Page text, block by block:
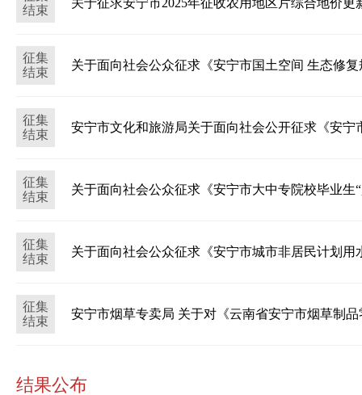
结束
关于征求安宁市2025年征收农用地区片综合地价更
2025-05-30
征集
结束
关于面向社会公众征求《安宁市国土空间 生态修
2025-02-10
征集
结束
安宁市文化和旅游局关于面向社会公开征求《安
2024-11-11
征集
结束
关于面向社会公众征求《安宁市大中专院校毕业
2024-09-30
征集
结束
关于面向社会公众征求《安宁市城市非居民计划
2024-07-28
征集
结束
安宁市烟草专卖局 关于对《云南省安宁市烟草制
2024-06-24
结果公布